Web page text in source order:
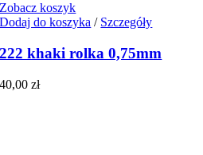
Zobacz koszyk
Dodaj do koszyka / Szczegóły
222 khaki rolka 0,75mm
40,00zł